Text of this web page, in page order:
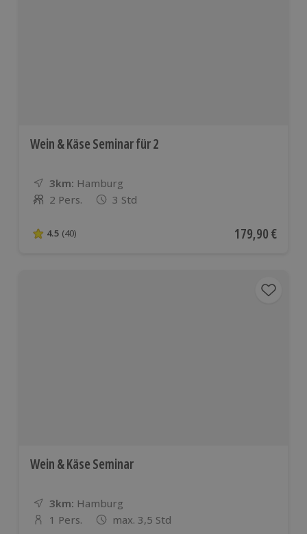
Wein & Käse Seminar für 2
3km: Entfernung
Standort
Hamburg
Anzahl der Teilnehmer
2 Pers. 3 Std
4.5 von 5 Sternen basierend auf 40 Bewertungen
4.5 (40) Aktueller Preis
179,90 €
Wein & Käse Seminar
3km: Entfernung
Standort
Hamburg
Anzahl der Teilnehmer
1 Pers. max. 3,5 Std